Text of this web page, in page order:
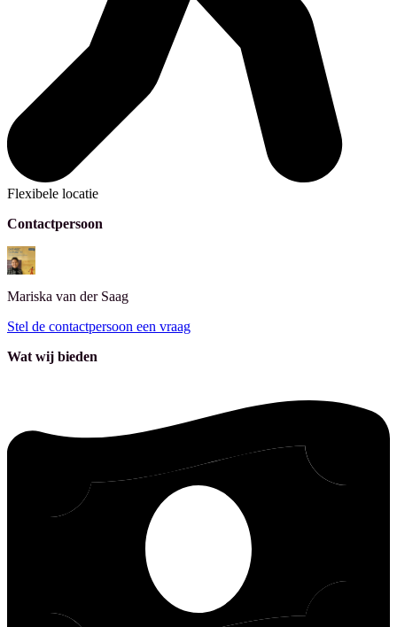
Flexibele locatie
Contactpersoon
Mariska van der Saag
Stel de contactpersoon een vraag
Wat wij bieden